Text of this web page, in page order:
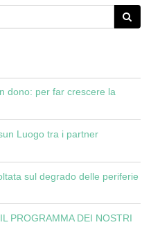
dono: per far crescere la
Luogo tra i partner
sul degrado delle periferie
PROGRAMMA DEI NOSTRI